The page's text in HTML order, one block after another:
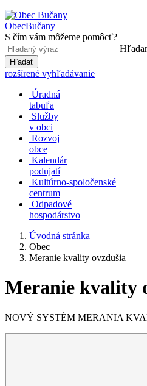
ObecBučany
S čím vám môžeme pomôcť?
Hľadať
rozšírené vyhľadávanie
Úradná
tabuľa
Služby
v obci
Rozvoj
obce
Kalendár
podujatí
Kultúrno-spoločenské
centrum
Odpadové
hospodárstvo
Úvodná stránka
Obec
Meranie kvality ovzdušia
Meranie kvality
NOVÝ SYSTÉM MERANIA